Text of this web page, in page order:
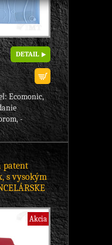
DETAIL
Ecomonic,
-
patent
s vysokým
Akcia